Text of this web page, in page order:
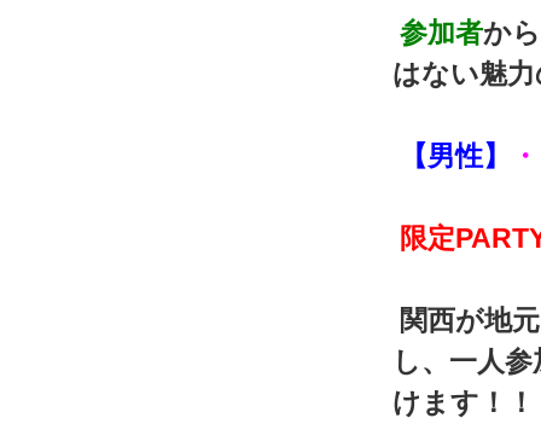
参加者か
はない魅
【男性】
限定
関西が地
し、一人
けます！！